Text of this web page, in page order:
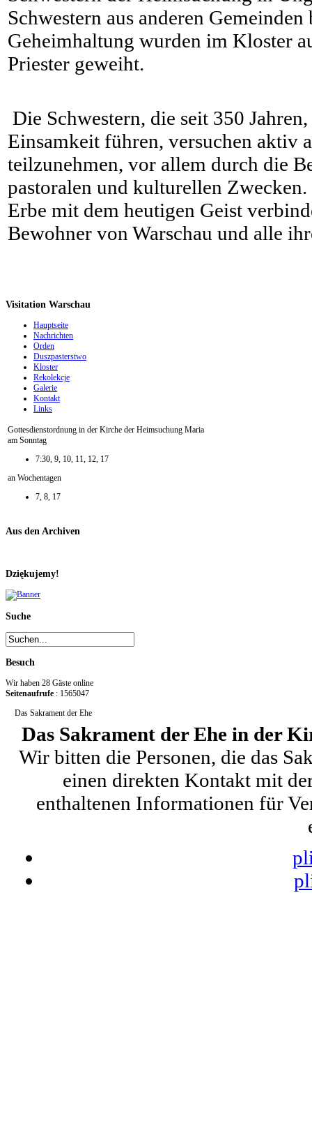
Schwestern aus anderen
Geheimhaltung wurden im Kloster
Priester geweiht.
Die Schwestern, die seit 350
Einsamkeit führen, versuchen aktiv
teilzunehmen, vor allem durch die
pastoralen und kulturellen
Erbe mit dem heutigen Geist
Bewohner von Warschau und alle
Visitation Warschau
Hauptseite
Nachrichten
Orden
Duszpasterstwo
Kloster
Rekolekcje
Galerie
Kontakt
Links
Gottesdienstordnung in der Kirche der Heimsuchung Maria
am Sonntag
7:30, 9, 10, 11, 12, 17
an Wochentagen
7, 8, 17
Aus den Archiven
Dziękujemy!
Suche
Besuch
Wir haben 28 Gäste online
Seitenaufrufe : 1565047
Das Sakrament der Ehe
Das Sakrament der Ehe in der
Wir bitten die Personen, die das
einen direkten Kontakt mit
enthaltenen Informationen für